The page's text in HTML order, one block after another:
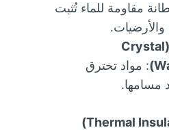
مقاومة للماء تُثبت
المواد البلورية (Crystal
: مواد تخترق
مسامها.